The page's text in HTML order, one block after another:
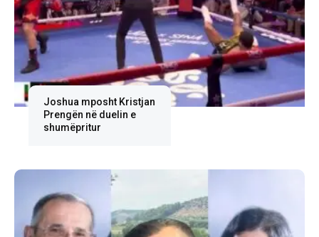
Joshua mposht Kristjan
Prengën në duelin e
shumëpritur